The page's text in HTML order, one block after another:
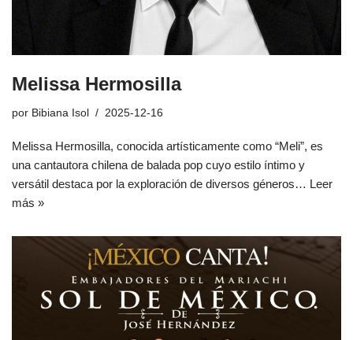
Melissa Hermosilla
por Bibiana Isol 2025-12-16
Melissa Hermosilla, conocida artísticamente como “Meli”, es
una cantautora chilena de balada pop cuyo estilo íntimo y
versátil destaca por la exploración de diversos géneros… Leer
más »